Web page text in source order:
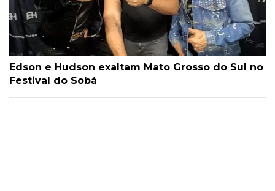
Edson e Hudson exaltam Mato Grosso do Sul no
Festival do Sobá